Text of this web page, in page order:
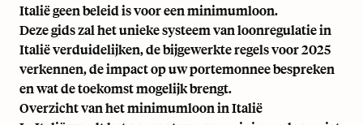
Italië geen beleid is voor een minimumloon.
Deze gids zal het unieke systeem van loonregulatie in
Italië verduidelijken, de bijgewerkte regels voor 2025
verkennen, de impact op uw portemonnee bespreken
en wat de toekomst mogelijk brengt.
Overzicht van het minimumloon in Italië